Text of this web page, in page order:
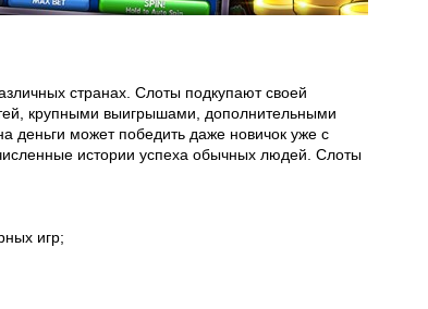
странах. Слоты подкупают своей
крупными выигрышами, дополнительными
деньги может победить даже новичок уже с
истории успеха обычных людей. Слоты
игр;